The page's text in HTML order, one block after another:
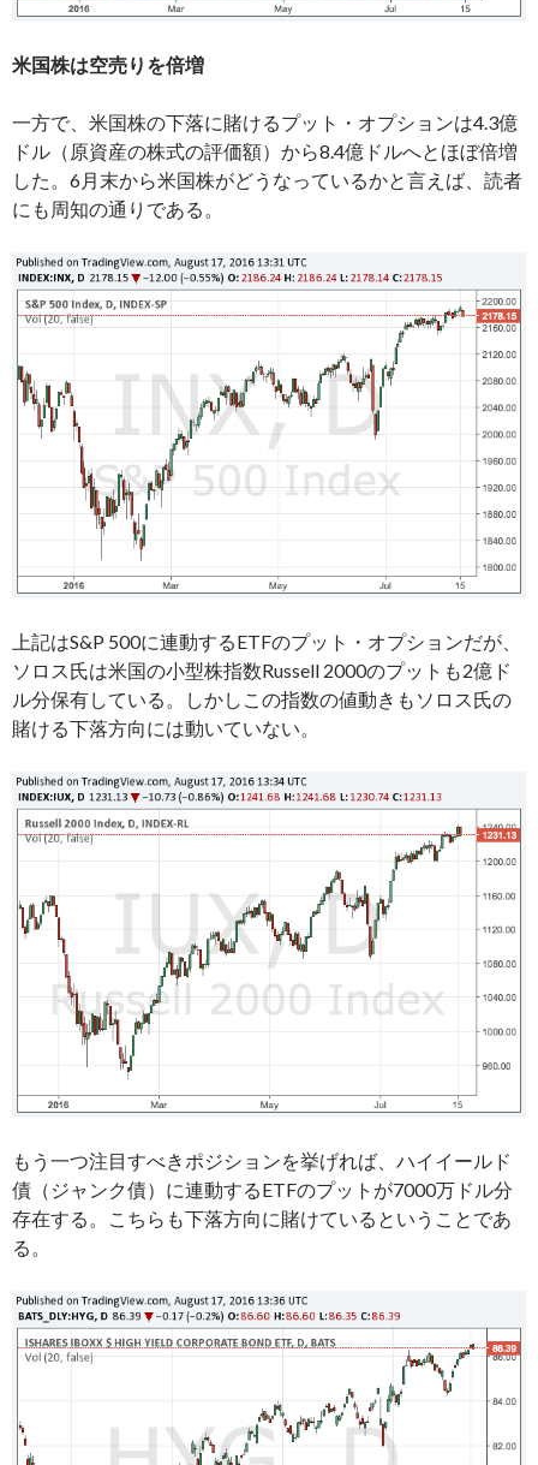
米国株は空売りを倍増
一方で、米国株の下落に賭けるプット・オプションは4.3億
ドル（原資産の株式の評価額）から8.4億ドルへとほぼ倍増
した。6月末から米国株がどうなっているかと言えば、読者
にも周知の通りである。
上記はS&P 500に連動するETFのプット・オプションだが、
ソロス氏は米国の小型株指数Russell 2000のプットも2億ド
ル分保有している。しかしこの指数の値動きもソロス氏の
賭ける下落方向には動いていない。
もう一つ注目すべきポジションを挙げれば、ハイイールド
債（ジャンク債）に連動するETFのプットが7000万ドル分
存在する。こちらも下落方向に賭けているということであ
る。